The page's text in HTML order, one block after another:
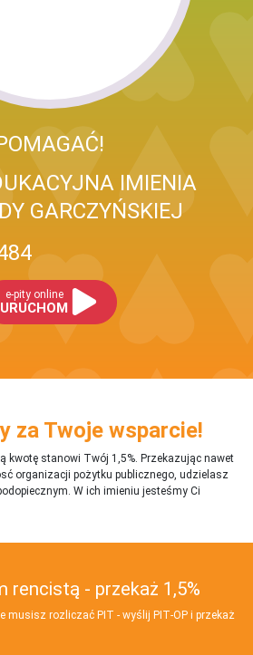
IMIENIA
GARCZYŃSKIEJ
e-pity online
URUCHOM
za Twoje wsparcie!
kwotę stanowi Twój 1,5%. Przekazując nawet
organizacji pożytku publicznego, udzielasz
W ich imieniu jesteśmy Ci
- przekaż 1,5%
musisz rozliczać PIT - wyślij PIT‑OP i przekaż